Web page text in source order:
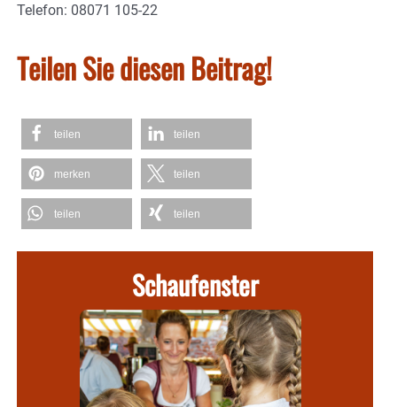
Telefon: 08071 105-22
Teilen Sie diesen Beitrag!
teilen teilen
merken teilen
teilen teilen
Schaufenster